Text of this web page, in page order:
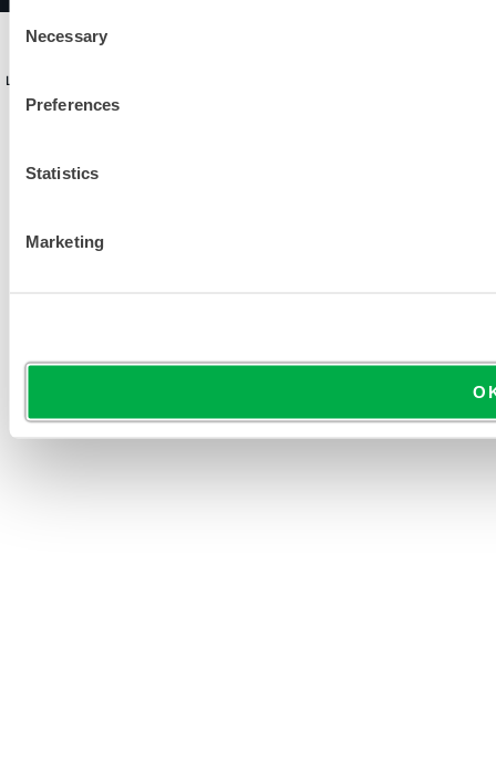
Consent
Selection
Necessary
Preferences
Statistics
Marketing
POLITIKEN
LAKELAND INDUSTRIES, INC. WIRD AN DER NASDAQ ALS LAKE